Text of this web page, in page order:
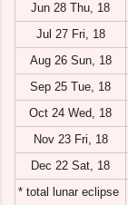
Jun 28 Thu, 18
Jul 27 Fri, 18
Aug 26 Sun, 18
Sep 25 Tue, 18
Oct 24 Wed, 18
Nov 23 Fri, 18
Dec 22 Sat, 18
* total lunar eclipse